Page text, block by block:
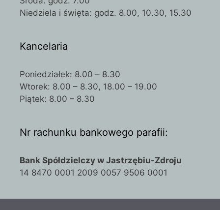
Niedziela i święta: godz. 8.00, 10.30, 15.30
Kancelaria
Poniedziałek: 8.00 – 8.30
Wtorek: 8.00 – 8.30, 18.00 – 19.00
Piątek: 8.00 – 8.30
Nr rachunku bankowego parafii:
Bank Spółdzielczy w Jastrzębiu-Zdroju
14 8470 0001 2009 0057 9506 0001